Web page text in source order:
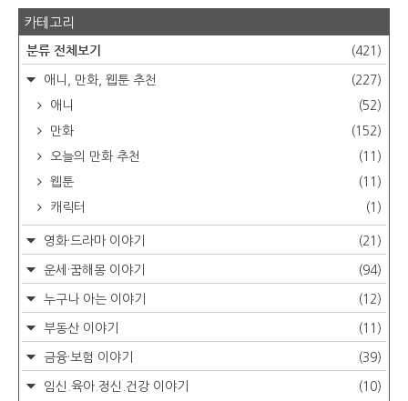
카테고리
분류 전체보기 (421)
애니, 만화, 웹툰 추천
(227)
애니
(52)
만화
(152)
오늘의 만화 추천
(11)
웹툰
(11)
캐릭터
(1)
영화·드라마 이야기 (21)
운세·꿈해몽 이야기 (94)
누구나 아는 이야기 (12)
부동산 이야기 (11)
금융·보험 이야기 (39)
임신.육아.정신.건강 이야기 (10)